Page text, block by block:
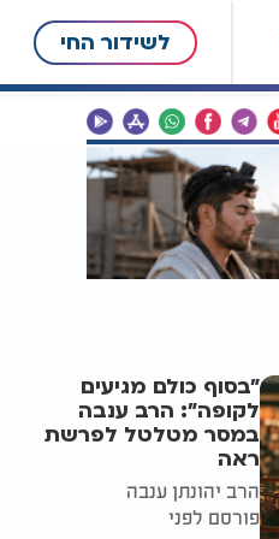
לשידור החי
"בסוף כולם מגיעים
לקופה": הרב ענבה
במסר מטלטל לפרשת
ראה
הרב יהונתן ענבה
פורסם לפני